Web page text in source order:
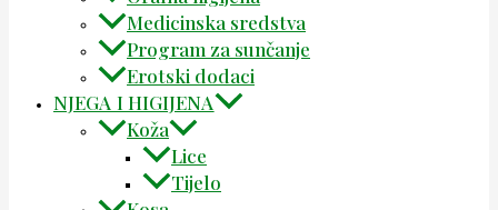
Medicinska sredstva
Program za sunčanje
Erotski dodaci
NJEGA I HIGIJENA
Koža
Lice
Tijelo